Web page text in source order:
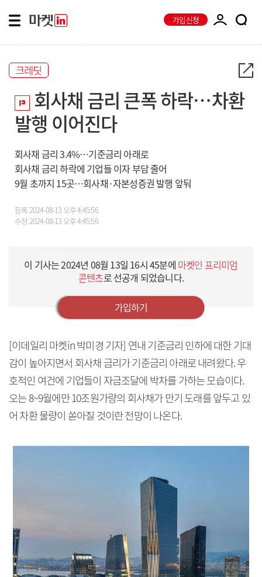
가입신청
크레딧
회사채 금리 큰폭 하락…차환
발행 이어진다
회사채 금리 3.4%…기준금리 아래로
회사채 금리 하락에 기업들 이자 부담 줄어
9월 초까지 15곳…회사채·자본성증권 발행 앞둬
등록2024-08-13 오후 4:45:56
수정 2024-08-13 오후 4:45:56
이 기사는2024년 08월 13일 16시 45분에 마켓인 프리미엄
콘텐츠로 선공개 되었습니다.
가입하기
[이데일리 마켓in 박미경 기자] 연내 기준금리 인하에 대한 기대
감이 높아지면서 회사채 금리가 기준금리 아래로 내려왔다. 우
호적인 여건에 기업들이 자금조달에 박차를 가하는 모습이다.
오는 8~9월에만 10조원가량의 회사채가 만기 도래를 앞두고 있
어 차환 물량이 쏟아질 것이란 전망이 나온다.